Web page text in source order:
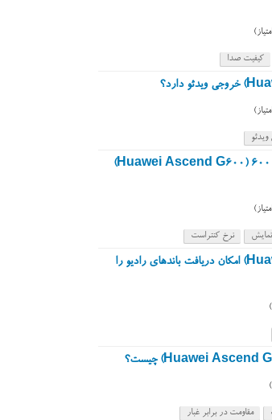
امتیاز)
کیفیت صدا
امتیاز)
نرخ کنتراست در صفحه نمایش گوشی هوآوی اسند جی ۶۰۰ (Huawei Ascend G600)
امتیاز)
نرخ کنتراست
گوشی هوآوی اسند جی ۶۰۰ (Huawei Ascend G600) امکان دریافت باندهای رادیو را
مقاومت در برابر غبار